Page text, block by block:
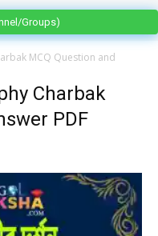
Groups)
MCQ Question and
Charbak
PDF